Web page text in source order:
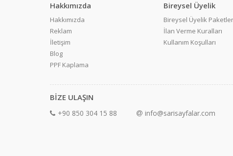
Hakkımızda
Hakkımızda
Reklam
İletişim
Blog
PPF Kaplama
Bireysel Üyelik
Bireysel Üyelik
İlan Verme Kuralları
Kullanım Koşulları
BİZE ULAŞIN
+90 850 304 15 88 info@sarisayfalar.com